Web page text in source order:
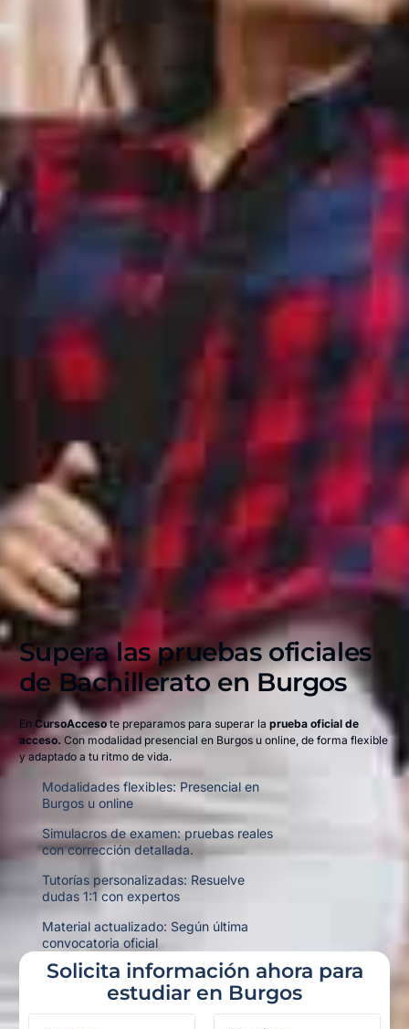
Supera las pruebas oficiales
de Bachillerato enBurgos
En CursoAccesote preparamos para superar la prueba oficial de
acceso. Con modalidad presencial en Burgos u online, de forma flexible
y adaptado a tu ritmo de vida.
Modalidades flexibles: Presencial en
Burgos u online
Simulacros de examen: pruebas reales
con corrección detallada.
Tutorías personalizadas: Resuelve
dudas 1:1 con expertos
Material actualizado: Según última
convocatoria oficial
Solicita información ahora para
estudiar en Burgos